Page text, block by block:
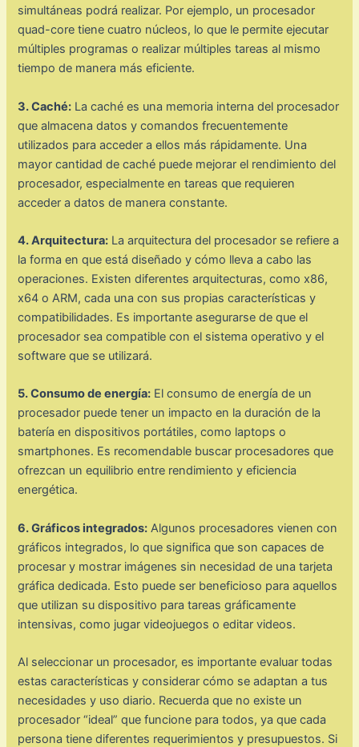
simultáneas podrá realizar. Por ejemplo, un procesador
quad-core tiene cuatro núcleos, lo que le permite ejecutar
múltiples programas o realizar múltiples tareas al mismo
tiempo de manera más eficiente.
3. Caché: La caché es una memoria interna del procesador
que almacena datos y comandos frecuentemente
utilizados para acceder a ellos más rápidamente. Una
mayor cantidad de caché puede mejorar el rendimiento del
procesador, especialmente en tareas que requieren
acceder a datos de manera constante.
4. Arquitectura: La arquitectura del procesador se refiere a
la forma en que está diseñado y cómo lleva a cabo las
operaciones. Existen diferentes arquitecturas, como x86,
x64 o ARM, cada una con sus propias características y
compatibilidades. Es importante asegurarse de que el
procesador sea compatible con el sistema operativo y el
software que se utilizará.
5. Consumo de energía: El consumo de energía de un
procesador puede tener un impacto en la duración de la
batería en dispositivos portátiles, como laptops o
smartphones. Es recomendable buscar procesadores que
ofrezcan un equilibrio entre rendimiento y eficiencia
energética.
6. Gráficos integrados: Algunos procesadores vienen con
gráficos integrados, lo que significa que son capaces de
procesar y mostrar imágenes sin necesidad de una tarjeta
gráfica dedicada. Esto puede ser beneficioso para aquellos
que utilizan su dispositivo para tareas gráficamente
intensivas, como jugar videojuegos o editar videos.
Al seleccionar un procesador, es importante evaluar todas
estas características y considerar cómo se adaptan a tus
necesidades y uso diario. Recuerda que no existe un
procesador “ideal” que funcione para todos, ya que cada
persona tiene diferentes requerimientos y presupuestos. Si